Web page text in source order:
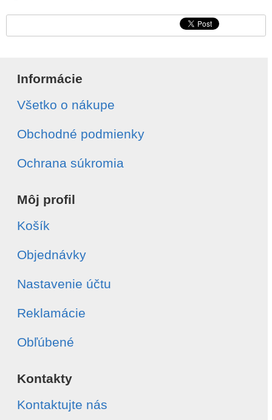
Informácie
Všetko o nákupe
Obchodné podmienky
Ochrana súkromia
Môj profil
Košík
Objednávky
Nastavenie účtu
Reklamácie
Obľúbené
Kontakty
Kontaktujte nás